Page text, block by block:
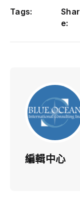
Tags:
Shar
e:
編輯中心